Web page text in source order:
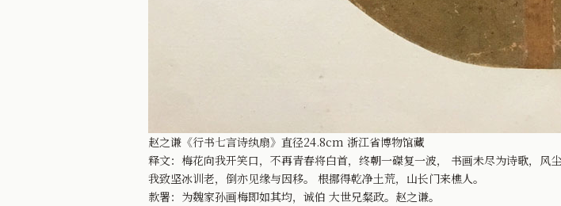
赵之谦《行书七言诗纨扇》直径24.8cm 浙江省博物馆藏
释文：梅花向我开笑口，不再青春将白首，终朝一磔复一波， 书画未尽为诗歌，
我致坚冰训老，倒亦见缘与因移。 根挪得乾净土荒，山长门来樵人。
款署：为魏家孙画梅即如其均，诚伯 大世兄粲政。赵之谦。